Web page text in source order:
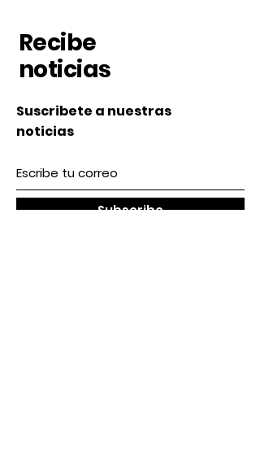
Recibe
noticias
Suscribete a nuestras
noticias
Subscribe